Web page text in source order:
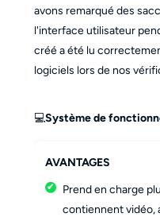
avons remarqué des
l'interface utilisateur
créé a été lu
logiciels lors de nos
💻Système de
AVANTAGES
Prend en charge
contiennent vidéo,